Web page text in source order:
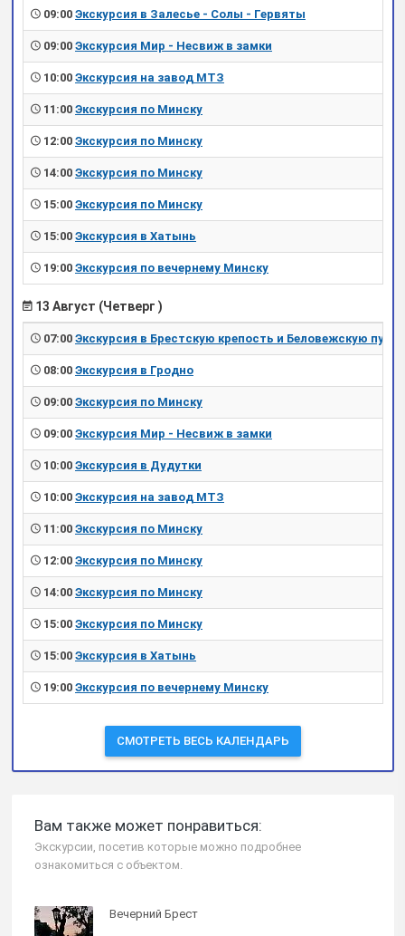
09:00 Экскурсия в Залесье - Солы - Гервяты
09:00 Экскурсия Мир - Несвиж в замки
10:00 Экскурсия на завод МТЗ
11:00 Экскурсия по Минску
12:00 Экскурсия по Минску
14:00 Экскурсия по Минску
15:00 Экскурсия по Минску
15:00 Экскурсия в Хатынь
19:00 Экскурсия по вечернему Минску
13 Август (Четверг )
07:00 Экскурсия в Брестскую крепость и Беловежскую пущу
08:00 Экскурсия в Гродно
09:00 Экскурсия по Минску
09:00 Экскурсия Мир - Несвиж в замки
10:00 Экскурсия в Дудутки
10:00 Экскурсия на завод МТЗ
11:00 Экскурсия по Минску
12:00 Экскурсия по Минску
14:00 Экскурсия по Минску
15:00 Экскурсия по Минску
15:00 Экскурсия в Хатынь
19:00 Экскурсия по вечернему Минску
СМОТРЕТЬ ВЕСЬ КАЛЕНДАРЬ
Вам также может понравиться:
Экскурсии, посетив которые можно подробнее
ознакомиться с объектом.
Вечерний Брест